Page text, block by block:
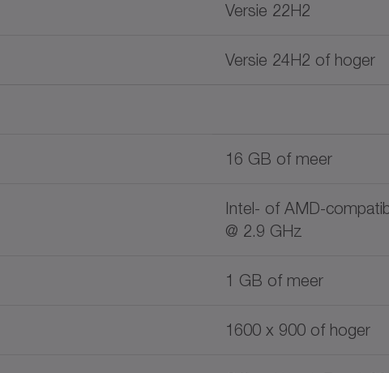
Versie 22H2
Versie 24H2 of hoger
16 GB of meer
Intel- of AMD-
@ 2.9 GHz
1 GB of meer
1600 x 900 of hoger